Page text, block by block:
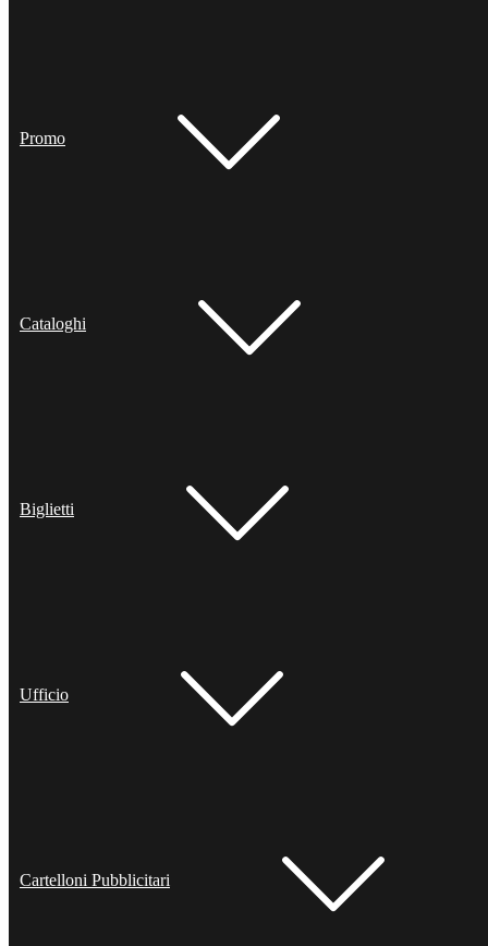
Promo
Cataloghi
Biglietti
Ufficio
Cartelloni Pubblicitari